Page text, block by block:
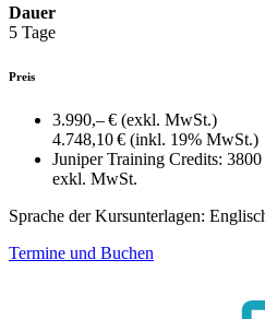
Dauer
5 Tage
Preis
3.990,– € (exkl. MwSt.)
4.748,10 € (inkl. 19% MwSt.)
Juniper Training Credits: 3800
exkl. MwSt.
Sprache der Kursunterlagen:
Termine und Buchen